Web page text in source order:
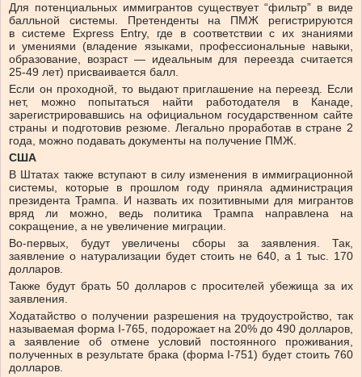
Для потенциальных иммигрантов существует “фильтр” в виде
балльной системы. Претенденты на ПМЖ регистрируются
в системе Express Entry, где в соответствии с их знаниями
и умениями (владение языками, профессиональные навыки,
образование, возраст — идеальным для переезда считается
25-49 лет) присваивается балл.
Если он проходной, то выдают приглашение на переезд. Если
нет, можно попытаться найти работодателя в Канаде,
зарегистрировавшись на официальном государственном сайте
страны и подготовив резюме. Легально проработав в стране 2
года, можно подавать документы на получение ПМЖ.
США
В Штатах также вступают в силу изменения в иммиграционной
системы, которые в прошлом году приняла администрация
президента Трампа. И назвать их позитивными для мигрантов
вряд ли можно, ведь политика Трампа направлена на
сокращение, а не увеличение миграции.
Во-первых, будут увеличены сборы за заявления. Так,
заявление о натурализации будет стоить не 640, а 1 тыс. 170
долларов.
Также будут брать 50 долларов с просителей убежища за их
заявления.
Ходатайство о получении разрешения на трудоустройство, так
называемая форма I-765, подорожает на 20% до 490 долларов,
а заявление об отмене условий постоянного проживания,
полученных в результате брака (форма I-751) будет стоить 760
долларов.